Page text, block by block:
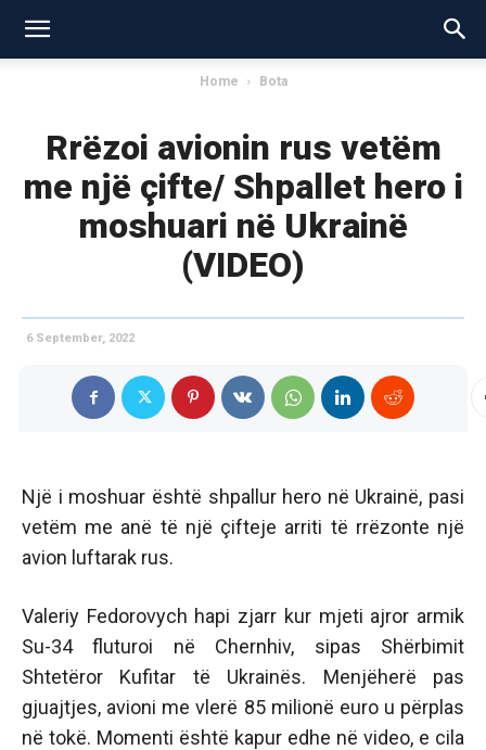
Home Bota
Rrëzoi avionin rus vetëm
me një çifte/ Shpallet hero i
moshuari në Ukrainë
(VIDEO)
6 September, 2022
Një i moshuar është shpallur hero në Ukrainë, pasi
vetëm me anë të një çifteje arriti të rrëzonte një
avion luftarak rus.
Valeriy Fedorovych hapi zjarr kur mjeti ajror armik
Su-34 fluturoi në Chernhiv, sipas Shërbimit
Shtetëror Kufitar të Ukrainës. Menjëherë pas
gjuajtjes, avioni me vlerë 85 milionë euro u përplas
në tokë. Momenti është kapur edhe në video, e cila